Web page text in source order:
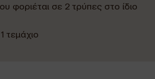
φοριέται σε 2 τρύπες στο ίδιο
τεμάχιο